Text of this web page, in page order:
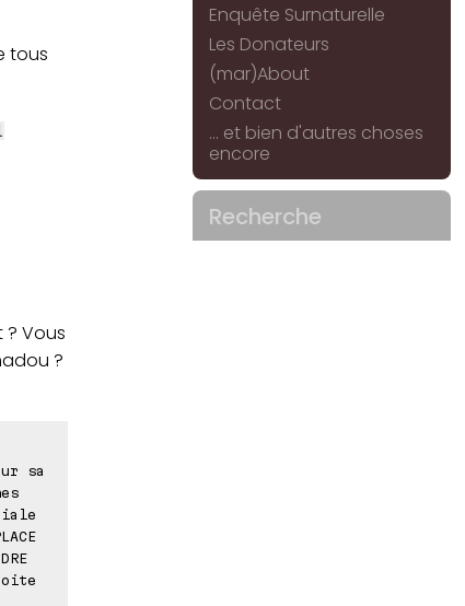
tous
Vous
?
sa
Enquête Surnaturelle
Les Donateurs
(mar)About
Contact
... et bien d'autres choses
encore
Recherche